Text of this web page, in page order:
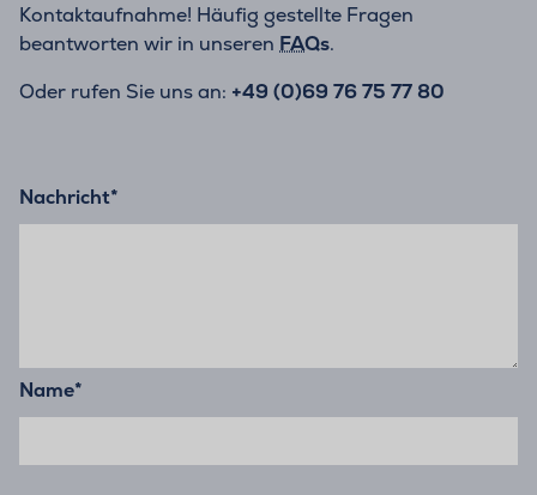
Kontaktaufnahme! Häufig gestellte Fragen
beantworten wir in unseren FAQs.
Oder rufen Sie uns an: +49 (0)69 76 75 77 80
Nachricht*
Name*